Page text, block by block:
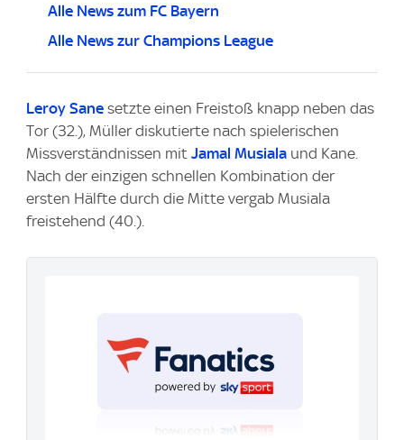
Alle News zum FC Bayern
Alle News zur Champions League
Leroy Sane setzte einen Freistoß knapp neben das
Tor (32.), Müller diskutierte nach spielerischen
Missverständnissen mit Jamal Musiala und Kane.
Nach der einzigen schnellen Kombination der
ersten Hälfte durch die Mitte vergab Musiala
freistehend (40.).